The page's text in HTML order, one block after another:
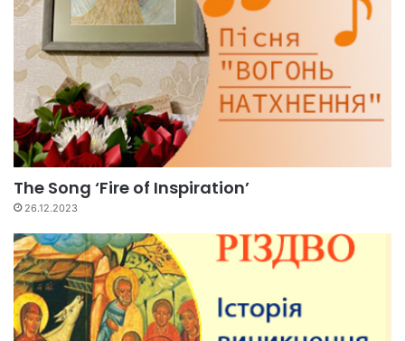
The Song ‘Fire of Inspiration’
26.12.2023